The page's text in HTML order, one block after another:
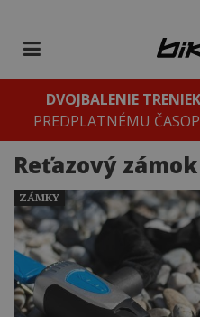
DVOJBALENIE
PREDPLATNÉMU
Reťazový zámok
ZÁMKY